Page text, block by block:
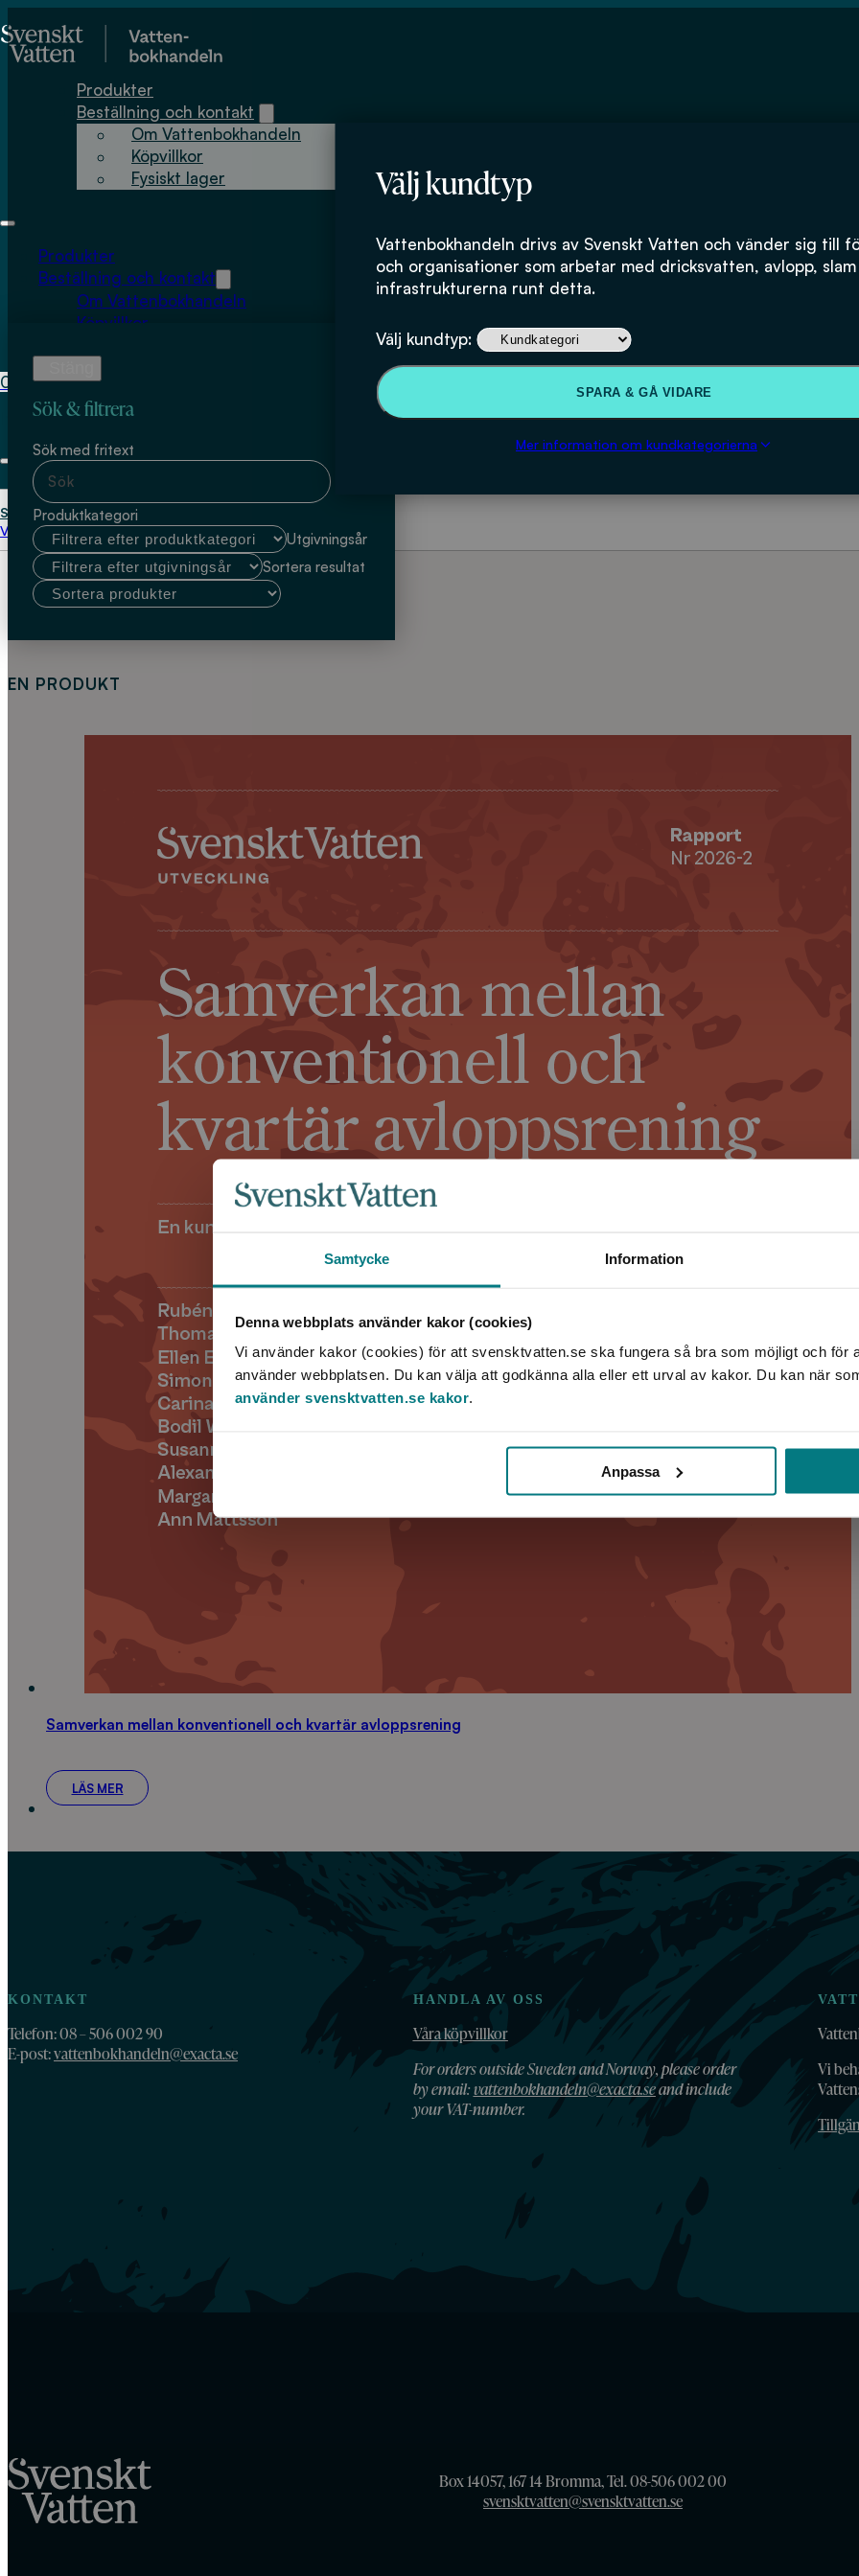
Samtycke Information
Denna webbplats använder kakor (cookies)
Vi använder kakor (cookies) för att svensktvatten.se ska fungera så bra som möjligt och för
använder webbplatsen. Du kan välja att godkänna alla eller ett urval av kakor. Du kan när
använder svensktvatten.se kakor.
Anpassa
Välj kundtyp
Vattenbokhandeln drivs av Svenskt Vatten och vänder sig till
och organisationer som arbetar med dricksvatten, avlopp,
infrastrukturerna runt detta.
Välj kundtyp:
SPARA & GÅ VIDARE
Mer information om kundkategorierna
Produkter
Beställning och kontakt
Om Vattenbokhandeln
Köpvillkor
Fysiskt lager
Produkter
Beställning och kontakt
Om Vattenbokhandeln
Köpvillkor
0
kr
Inga produkter i varukorgen.
Start Margareta Björksund-Tuominen
Välj kundtyp
Margareta Björksund-Tuominen
Sök & filtrera
Sök med fritext
Produktkategori
Utgivningsår
Sortera resultat
EN PRODUKT
Samverkan mellan konventionell och kvartär avloppsrening
LÄS MER
KONTAKT
Telefon: 08 – 506 002 90
E-post:vattenbokhandeln@exacta.se
HANDLA AV OSS
Våra köpvillkor
For orders outside Sweden and Norway, please order
by email:vattenbokhandeln@exacta.seand include
your VAT-number.
Vi
Box 14057, 167 14 Bromma, Tel. 08-506 002 00
svensktvatten@svensktvatten.se